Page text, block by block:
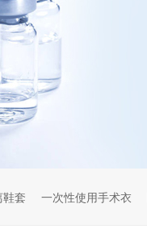
套 一次性使用手术衣